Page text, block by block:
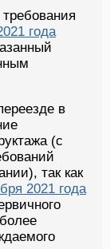
года
в
(с
так как
2021 года